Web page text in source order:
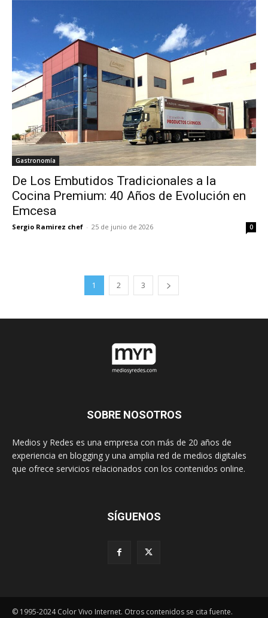
Gastronomía
De Los Embutidos Tradicionales a la
Cocina Premium: 40 Años de Evolución en
Emcesa
Sergio Ramirez chef - 25 de junio de 2026 0
1 2 3
SOBRE NOSOTROS
Medios y Redes es una empresa con más de 20 años de
experiencia en blogging y una amplia red de medios digitales
que ofrece servicios relacionados con los contenidos online.
SÍGUENOS
© 1995-2024 Color Vivo Internet. Otros contenidos se cita fuente.